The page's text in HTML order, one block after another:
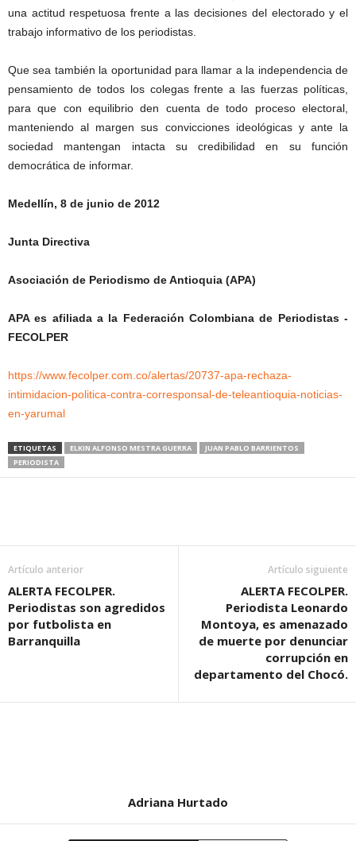
una actitud respetuosa frente a las decisiones del electorado y el
trabajo informativo de los periodistas.
Que sea también la oportunidad para llamar a la independencia de
pensamiento de todos los colegas frente a las fuerzas políticas,
para que con equilibrio den cuenta de todo proceso electoral,
manteniendo al margen sus convicciones ideológicas y ante la
sociedad mantengan intacta su credibilidad en su función
democrática de informar.
Medellín, 8 de junio de 2012
Junta Directiva
Asociación de Periodismo de Antioquia (APA)
APA es afiliada a la Federación Colombiana de Periodistas -
FECOLPER
https://www.fecolper.com.co/alertas/20737-apa-rechaza-
intimidacion-politica-contra-corresponsal-de-teleantioquia-noticias-
en-yarumal
ETIQUETAS ELKIN ALFONSO MESTRA GUERRA
JUAN PABLO BARRIENTOS
PERIODISTA
Artículo anterior
ALERTA FECOLPER.
Periodistas son agredidos
por futbolista en
Barranquilla
Artículo siguiente
ALERTA FECOLPER.
Periodista Leonardo
Montoya, es amenazado
de muerte por denunciar
corrupción en
departamento del Chocó.
Adriana Hurtado